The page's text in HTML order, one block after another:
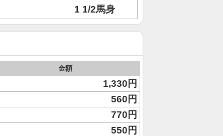
1 1/2馬身
金額
1,330円
560円
770円
550円